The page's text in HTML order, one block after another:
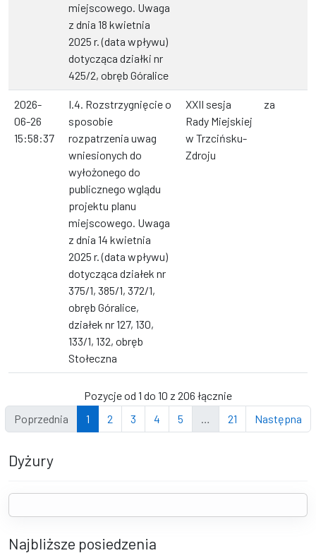
miejscowego. Uwaga
z dnia 18 kwietnia
2025 r. (data wpływu)
dotycząca działki nr
425/2, obręb Góralice
2026-
06-26
15:58:37
I.4. Rozstrzygnięcie o
sposobie
rozpatrzenia uwag
wniesionych do
wyłożonego do
publicznego wglądu
projektu planu
miejscowego. Uwaga
z dnia 14 kwietnia
2025 r. (data wpływu)
dotycząca działek nr
375/1, 385/1, 372/1,
obręb Góralice,
działek nr 127, 130,
133/1, 132, obręb
Stołeczna
XXII sesja
Rady Miejskiej
w Trzcińsku-
Zdroju
za
Pozycje od 1 do 10 z 206 łącznie
Poprzednia
1 2 3 4 5 21 Następna
Dyżury
Najbliższe posiedzenia